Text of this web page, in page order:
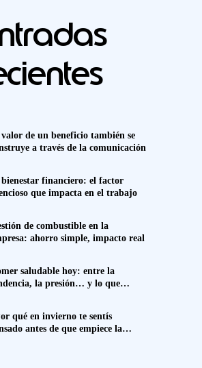
de un beneficio también se
a través de la comunicación
financiero: el factor
que impacta en el trabajo
de combustible en la
ahorro simple, impacto real
saludable hoy: entre la
la presión… y lo que
qué en invierno te sentís
antes de que empiece la